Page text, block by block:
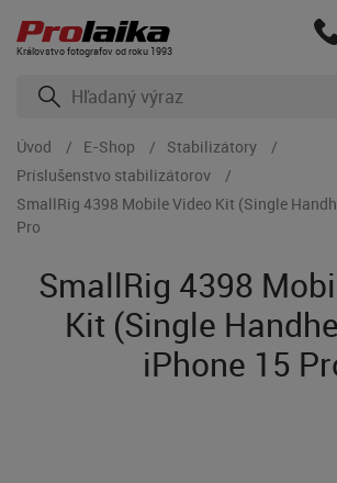
Kráľovstvo fotografov od roku 1993
Úvod E-Shop
Stabilizátory
Príslušenstvo stabilizátorov
SmallRig 4398 Mobile Video Kit (Single
Pro
SmallRig 4398
Kit (Single
iPhone 15